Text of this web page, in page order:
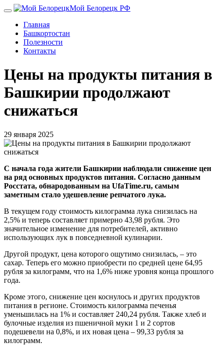
Перейти
основному
содержанию
Мой Белорецк РФ
Главная
Башкортостан
Полезности
Контакты
Цены на продукты питания в
Башкирии продолжают
снижаться
29 января 2025
С начала года жители Башкирии наблюдали снижение цен
на ряд основных продуктов питания. Согласно данным
Росстата, обнародованным на UfaTime.ru, самым
заметным стало удешевление репчатого лука.
В текущем году стоимость килограмма лука снизилась на
2,5% и теперь составляет примерно 43,98 рубля. Это
значительное изменение для потребителей, активно
использующих лук в повседневной кулинарии.
Другой продукт, цена которого ощутимо снизилась, – это
сахар. Теперь его можно приобрести по средней цене 64,95
рубля за килограмм, что на 1,6% ниже уровня конца прошлого
года.
Кроме этого, снижение цен коснулось и других продуктов
питания в регионе. Стоимость килограмма печенья
уменьшилась на 1% и составляет 240,24 рубля. Также хлеб и
булочные изделия из пшеничной муки 1 и 2 сортов
подешевели на 0,8%, и их новая цена – 99,33 рубля за
килограмм.